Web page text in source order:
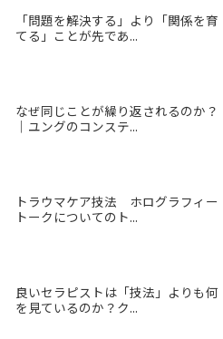
「問題を解決する」より「関係を育
てる」ことが先であ...
なぜ同じことが繰り返されるのか？
｜ユングのコンステ...
トラウマケア技法 ホログラフィー
トークについてのト...
良いセラピストは「技法」よりも何
を見ているのか？ク...